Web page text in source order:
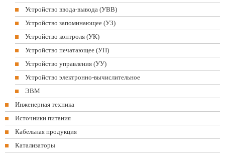
Устройство ввода-вывода (УВВ)
Устройство запоминающее (УЗ)
Устройство контроля (УК)
Устройство печатающее (УП)
Устройство управления (УУ)
Устройство электронно-вычислительное
ЭВМ
Инженерная техника
Источники питания
Кабельная продукция
Катализаторы